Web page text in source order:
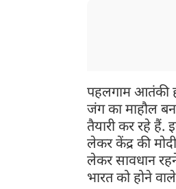
पहलगाम आतंकी
जंग का माहौल बन
तैयारी कर रहे हैं.
लेकर केंद्र की
लेकर सावधान
भारत को होने